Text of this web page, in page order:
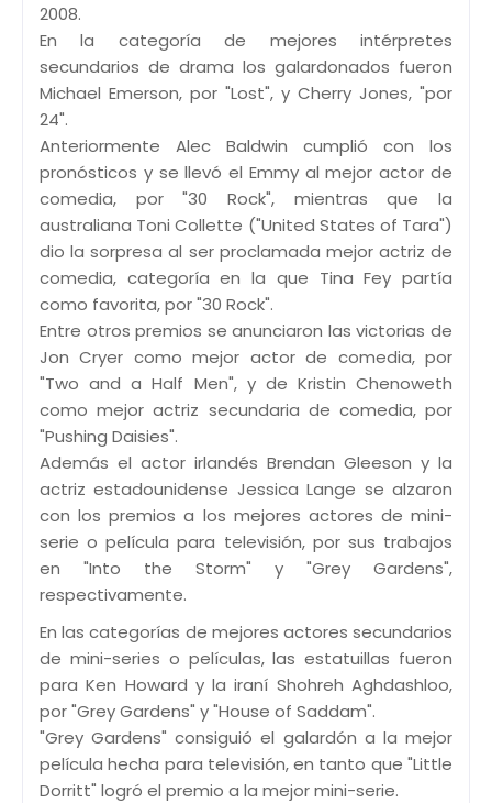
2008.
En la categoría de mejores intérpretes
secundarios de drama los galardonados fueron
Michael Emerson, por "Lost", y Cherry Jones, "por
24".
Anteriormente Alec Baldwin cumplió con los
pronósticos y se llevó el Emmy al mejor actor de
comedia, por "30 Rock", mientras que la
australiana Toni Collette ("United States of Tara")
dio la sorpresa al ser proclamada mejor actriz de
comedia, categoría en la que Tina Fey partía
como favorita, por "30 Rock".
Entre otros premios se anunciaron las victorias de
Jon Cryer como mejor actor de comedia, por
"Two and a Half Men", y de Kristin Chenoweth
como mejor actriz secundaria de comedia, por
"Pushing Daisies".
Además el actor irlandés Brendan Gleeson y la
actriz estadounidense Jessica Lange se alzaron
con los premios a los mejores actores de mini-
serie o película para televisión, por sus trabajos
en "Into the Storm" y "Grey Gardens",
respectivamente.
En las categorías de mejores actores secundarios
de mini-series o películas, las estatuillas fueron
para Ken Howard y la iraní Shohreh Aghdashloo,
por "Grey Gardens" y "House of Saddam".
"Grey Gardens" consiguió el galardón a la mejor
película hecha para televisión, en tanto que "Little
Dorritt" logró el premio a la mejor mini-serie.